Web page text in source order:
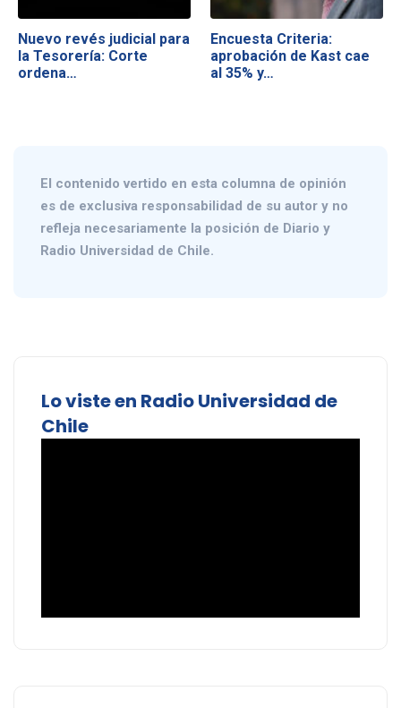
Nuevo revés judicial para
la Tesorería: Corte
ordena…
Encuesta Criteria:
aprobación de Kast cae
al 35% y…
El contenido vertido en esta columna de opinión
es de exclusiva responsabilidad de su autor y no
refleja necesariamente la posición de Diario y
Radio Universidad de Chile.
Lo viste en Radio Universidad de
Chile